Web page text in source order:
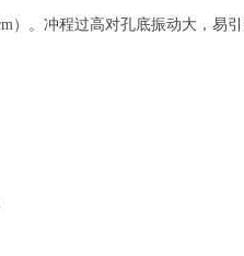
。冲程过高对孔底振动大，易引